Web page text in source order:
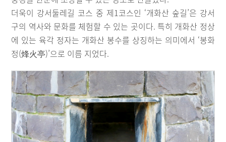
더욱이 강서둘레길 코스 중 제1코스인 ‘개화산 숲길’은 강서
구의 역사와 문화를 체험할 수 있는 곳이다. 특히 개화산 정상
에 있는 육각 정자는 개화산 봉수를 상징하는 의미에서 ‘봉화
정(烽火亭)’으로 이름 지었다.